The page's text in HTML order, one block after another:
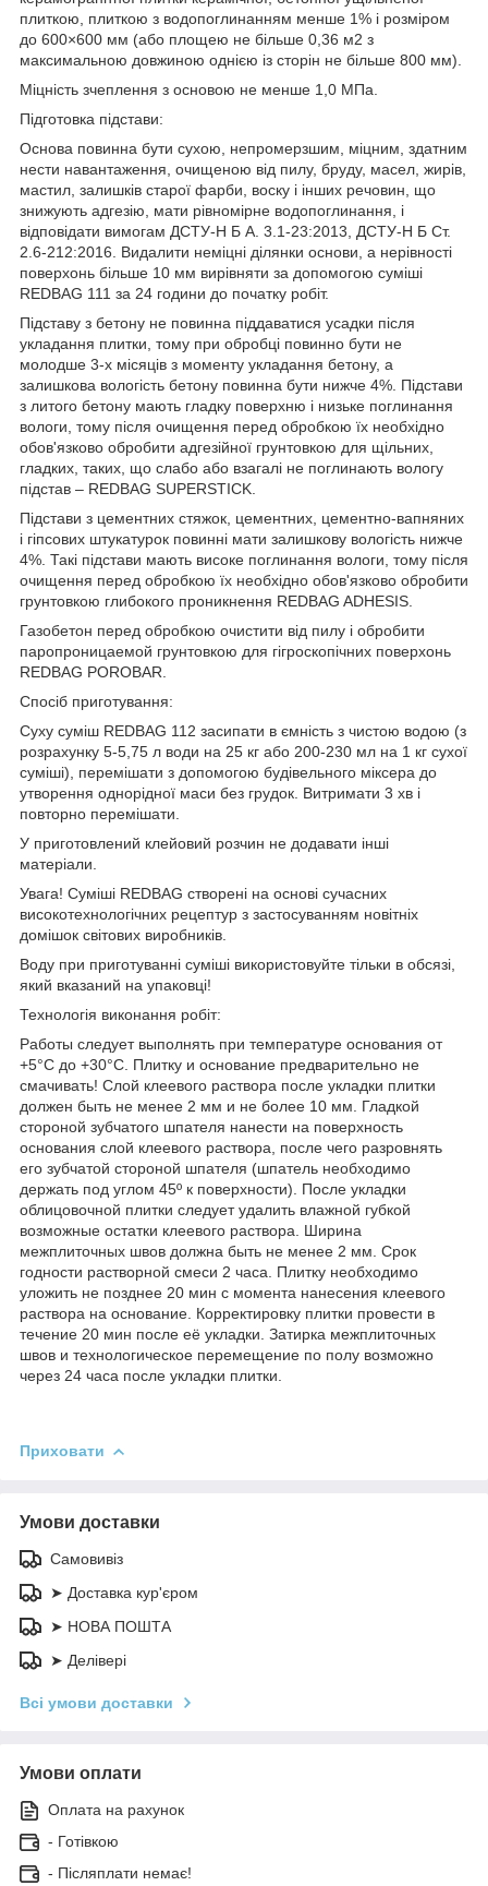
плиткою, плиткою з водопоглинанням менше 1% і розміром
до 600×600 мм (або площею не більше 0,36 м2 з
максимальною довжиною однією із сторін не більше 800 мм).
Міцність зчеплення з основою не менше 1,0 МПа.
Підготовка підстави:
Основа повинна бути сухою, непромерзшим, міцним, здатним
нести навантаження, очищеною від пилу, бруду, масел, жирів,
мастил, залишків старої фарби, воску і інших речовин, що
знижують адгезію, мати рівномірне водопоглинання, і
відповідати вимогам ДСТУ-Н Б А. 3.1-23:2013, ДСТУ-Н Б Ст.
2.6-212:2016. Видалити неміцні ділянки основи, а нерівності
поверхонь більше 10 мм вирівняти за допомогою суміші
REDBAG 111 за 24 години до початку робіт.
Підставу з бетону не повинна піддаватися усадки після
укладання плитки, тому при обробці повинно бути не
молодше 3-х місяців з моменту укладання бетону, а
залишкова вологість бетону повинна бути нижче 4%. Підстави
з литого бетону мають гладку поверхню і низьке поглинання
вологи, тому після очищення перед обробкою їх необхідно
обов'язково обробити адгезійної грунтовкою для щільних,
гладких, таких, що слабо або взагалі не поглинають вологу
підстав – REDBAG SUPERSTICK.
Підстави з цементних стяжок, цементних, цементно-вапняних
і гіпсових штукатурок повинні мати залишкову вологість нижче
4%. Такі підстави мають високе поглинання вологи, тому після
очищення перед обробкою їх необхідно обов'язково обробити
грунтовкою глибокого проникнення REDBAG ADHESIS.
Газобетон перед обробкою очистити від пилу і обробити
паропроницаемой грунтовкою для гігроскопічних поверхонь
REDBAG POROBAR.
Спосіб приготування:
Суху суміш REDBAG 112 засипати в ємність з чистою водою (з
розрахунку 5-5,75 л води на 25 кг або 200-230 мл на 1 кг сухої
суміші), перемішати з допомогою будівельного міксера до
утворення однорідної маси без грудок. Витримати 3 хв і
повторно перемішати.
У приготовлений клейовий розчин не додавати інші
матеріали.
Увага! Суміші REDBAG створені на основі сучасних
високотехнологічних рецептур з застосуванням новітніх
домішок світових виробників.
Воду при приготуванні суміші використовуйте тільки в обсязі,
який вказаний на упаковці!
Технологія виконання робіт:
Работы следует выполнять при температуре основания от
+5°C до +30°C. Плитку и основание предварительно не
смачивать! Слой клеевого раствора после укладки плитки
должен быть не менее 2 мм и не более 10 мм. Гладкой
стороной зубчатого шпателя нанести на поверхность
основания слой клеевого раствора, после чего разровнять
его зубчатой стороной шпателя (шпатель необходимо
держать под углом 45º к поверхности). После укладки
облицовочной плитки следует удалить влажной губкой
возможные остатки клеевого раствора. Ширина
межплиточных швов должна быть не менее 2 мм. Срок
годности растворной смеси 2 часа. Плитку необходимо
уложить не позднее 20 мин с момента нанесения клеевого
раствора на основание. Корректировку плитки провести в
течение 20 мин после её укладки. Затирка межплиточных
швов и технологическое перемещение по полу возможно
через 24 часа после укладки плитки.
Приховати
Умови доставки
Самовивіз
➤ Доставка кур'єром
➤ НОВА ПОШТА
➤ Делівері
Всі умови доставки
Умови оплати
Оплата на рахунок
- Готівкою
- Післяплати немає!